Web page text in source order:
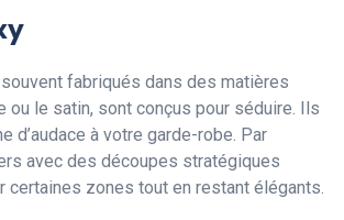
fabriqués dans des matières
ou le satin, sont conçus pour séduire. Ils
d’audace à votre garde-robe. Par
avec des découpes stratégiques
certaines zones tout en restant élégants.